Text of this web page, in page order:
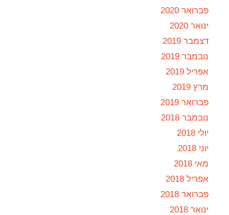
פברואר 2020
ינואר 2020
דצמבר 2019
נובמבר 2019
אפריל 2019
מרץ 2019
פברואר 2019
נובמבר 2018
יולי 2018
יוני 2018
מאי 2018
אפריל 2018
פברואר 2018
ינואר 2018